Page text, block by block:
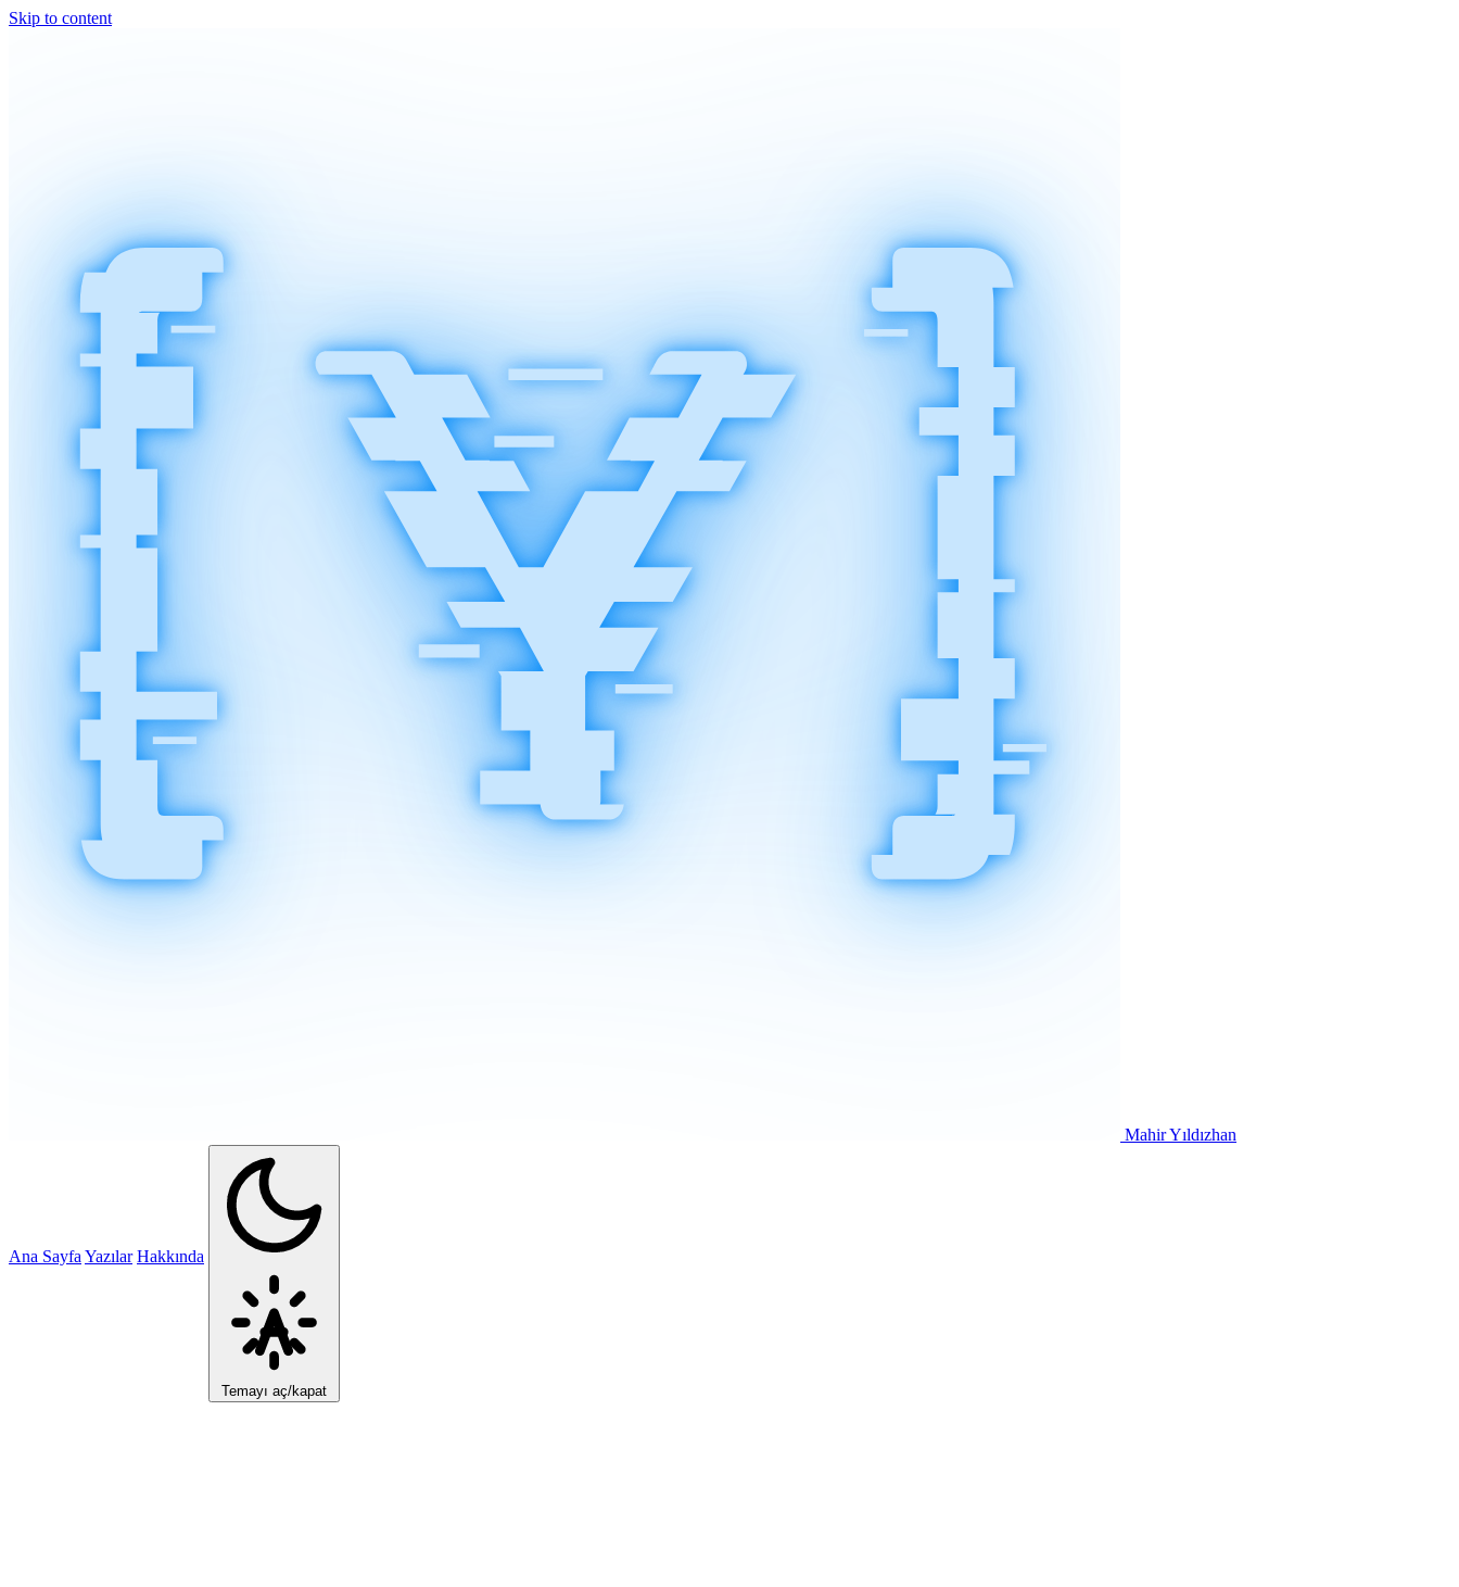
Skip to content
Mahir Yıldızhan
Ana Sayfa Yazılar Hakkında
Temayı aç/kapat